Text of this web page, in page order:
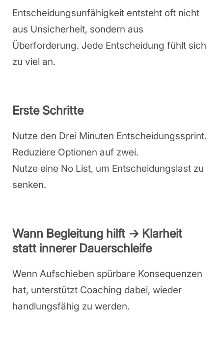
Entscheidungsunfähigkeit entsteht oft nicht
aus Unsicherheit, sondern aus
Überforderung. Jede Entscheidung fühlt sich
zu viel an.
Erste Schritte
Nutze den Drei Minuten Entscheidungssprint.
Reduziere Optionen auf zwei.
Nutze eine No List, um Entscheidungslast zu
senken.
Wann Begleitung hilft → Klarheit
statt innerer Dauerschleife
Wenn Aufschieben spürbare Konsequenzen
hat, unterstützt Coaching dabei, wieder
handlungsfähig zu werden.